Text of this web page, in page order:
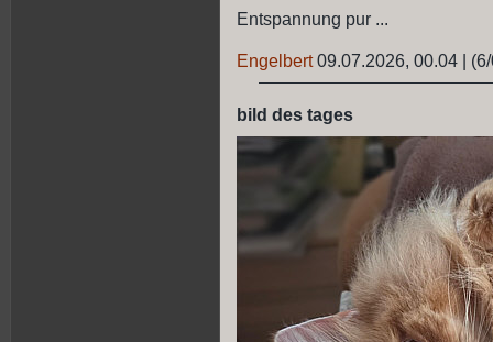
Entspannung pur ...
Engelbert 09.07.2026, 00.04
bild des tages